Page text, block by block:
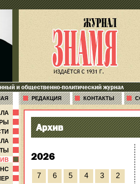
и общественно-политический журнал
РЕДАКЦИЯ КОНТАКТЫ
Архив
2026
7 6 5 4 3
2